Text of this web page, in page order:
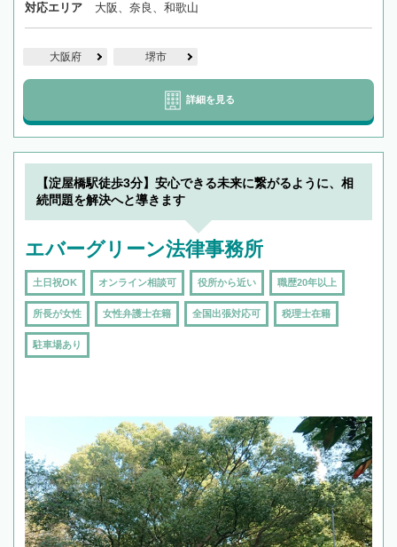
対応エリア 大阪、奈良、和歌山
大阪府 堺市
詳細を見る
【淀屋橋駅徒歩3分】安心できる未来に繋がるように、相
続問題を解決へと導きます
エバーグリーン法律事務所
土日祝OK オンライン相談可 役所から近い 職歴20年以上
所長が女性 女性弁護士在籍 全国出張対応可 税理士在籍
駐車場あり